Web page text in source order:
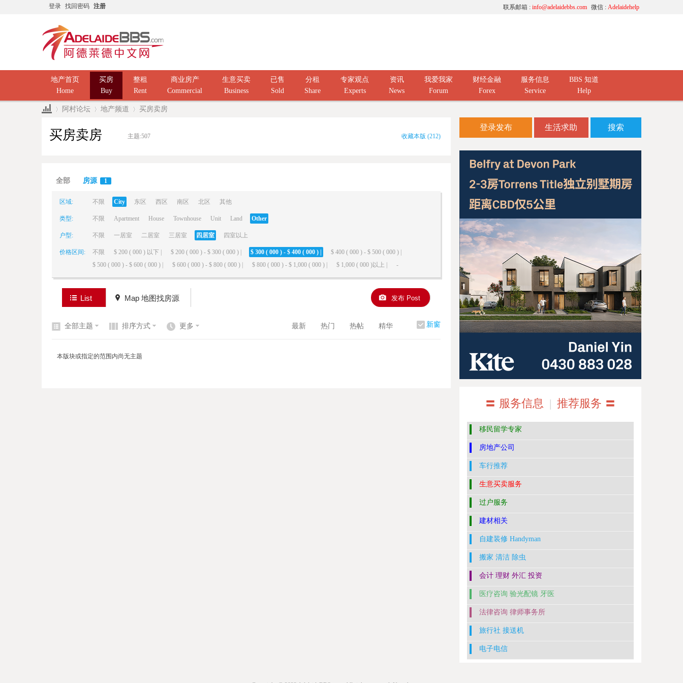
登录 找回密码 注册 微信 : Adelaidehelp
联系邮箱 : info@adelaidebbs.com
地产首页
Home
买房
Buy
整租
Rent
商业房产
Commercial
生意买卖
Business
已售
Sold
分租
Share
专家观点
Experts
资讯
News
我爱我家
Forum
财经金融
Forex
服务信息
Service
BBS 知道
Help
阿村论坛 地产频道 买房卖房
买房卖房 主题:507 收藏本版 (212)
全部 房源 1
区域: 不限 City 东区 西区 南区 北区 其他
类型: 不限 Apartment House Townhouse Unit Land Other
户型: 不限 一居室 二居室 三居室 四居室 四室以上
价格区间: 不限 $ 200 ( 000 ) 以下 | $ 200 ( 000 ) - $ 300 ( 000 ) | $ 300 ( 000 ) - $ 400 ( 000 ) |
$ 400 ( 000 ) - $ 500 ( 000 ) |
$ 500 ( 000 ) - $ 600 ( 000 ) |
$ 600 ( 000 ) - $ 800 ( 000 ) | $ 800 ( 000 ) - $ 1,000 ( 000 ) | $ 1,000 ( 000 )以上 | -
List Map 地图找房源 发布 Post
新窗
全部主题 排序方式 更多 最新 热门 热帖 精华
本版块或指定的范围内尚无主题
登录发布 生活求助 搜索
〓 服务信息 | 推荐服务 〓
移民留学专家
房地产公司
车行推荐
生意买卖服务
过户服务
建材相关
自建装修 Handyman
搬家 清洁 除虫
会计 理财 外汇 投资
医疗咨询 验光配镜 牙医
法律咨询 律师事务所
旅行社 接送机
电子电信